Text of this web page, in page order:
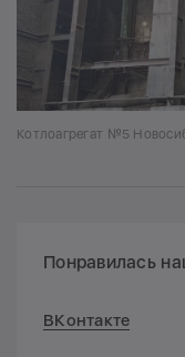
Котлоагрегат №5
Понравилась
ВКонтакте